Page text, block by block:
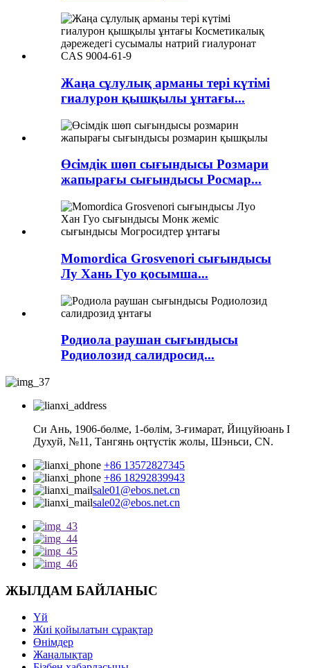
Жаңа сұлулық арманы тері күтімі
гиалурон қышқылы ұнтағы...
Өсімдік шөп сығындысы Розмари
жапырағы сығындысы Росмар...
Momordica Grosvenori сығындысы
Лу Хань Гуо қосымша...
Родиола раушан сығындысы
Родиолозид салидросид...
Си Ань, 1906-бөлме, 1-бөлім, 3-ғимарат, Йицуйюань I
Духуй, №11, Тангянь оңтүстік жолы, Шэньси, CN.
+86 13572827345
+86 18292839943
sale01@ebos.net.cn
sale02@ebos.net.cn
ЖЫЛДАМ БАЙЛАНЫС
Үй
Жиі қойылатын сұрақтар
Өнімдер
Жаңалықтар